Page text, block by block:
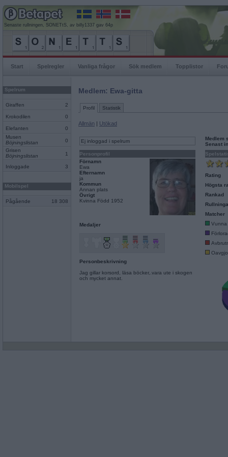
Senaste rullningen, SONETtS, av billy1337 gav 64p
Start Spelregler Vanliga frågor Sök medlem Topplistor
Spelrum
Giraffen 2
Krokodilen 0
Elefanten
0
Musen
Böjningslistan
0
Grisen
Böjningslistan
1
Inloggade 3
Mobilspel
Pågående 18 308
Medlem: Ewa-gitta
Profil Statistik
Allmän | Utökad
Ej inloggad i spelrum
Personprofil
Förnamn
Ewa
Efternamn
ja
Kommun
Annan plats
Övrigt
Kvinna Född 1952
Medaljer
Personbeskrivning
Jag gillar korsord, läsa böcker,.vara ute i skogen
och mycket annat.
Medlem
Senast
Rating
Högsta
Rankad
Matcher
Vunna